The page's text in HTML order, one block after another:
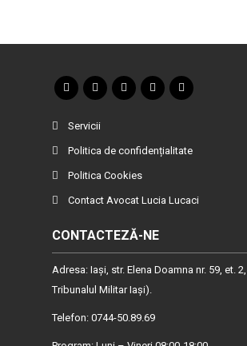
Servicii
Politica de confidențialitate
Politica Cookies
Contact Avocat Lucia Lucaci
CONTACTEZĂ-NE
Adresa: Iaşi, str. Elena Doamna nr. 59, et.
Tribunalul Militar Iaşi).
Telefon: 0744-50.89.69